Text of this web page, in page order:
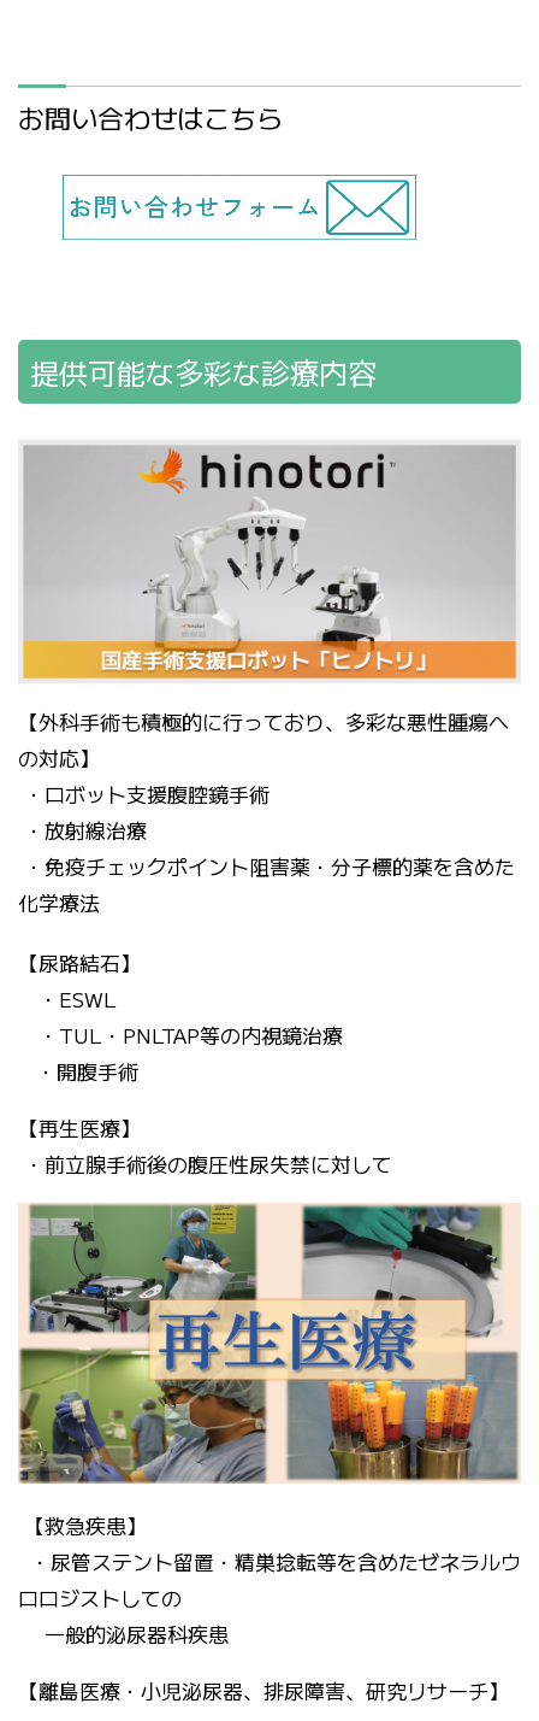
お問い合わせはこちら
提供可能な多彩な診療内容
【外科手術も積極的に行っており、多彩な悪性腫瘍へ
の対応】
・ロボット支援腹腔鏡手術
・放射線治療
・免疫チェックポイント阻害薬・分子標的薬を含めた
化学療法
【尿路結石】
・ESWL
・TUL・PNLTAP等の内視鏡治療
・開腹手術
【再生医療】
・前立腺手術後の腹圧性尿失禁に対して
【救急疾患】
・尿管ステント留置・精巣捻転等を含めたゼネラルウ
ロロジストしての
一般的泌尿器科疾患
【離島医療・小児泌尿器、排尿障害、研究リサーチ】